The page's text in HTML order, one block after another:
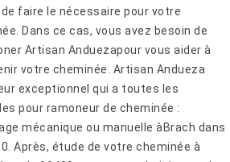
faire le nécessaire pour votre
Dans ce cas, vous avez besoin de
Artisan Anduezapour vous aider à
votre cheminée. Artisan Andueza
exceptionnel qui a toutes les
pour ramoneur de cheminée :
mécanique ou manuelle àBrach dans
Après, étude de votre cheminée à